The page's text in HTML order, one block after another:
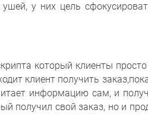
у них цель
который клиенты
клиент получить
информацию сам, и
получил свой заказ, но и